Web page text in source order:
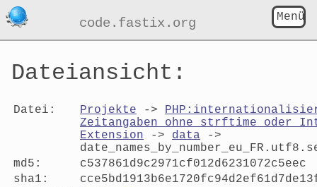
code.fastix.org Menü
Dateiansicht:
Datei: Projekte ->
Zeitangaben ohne strftime oder
Extension -> data ->
md5:
c537861d9c2971cf012d6231072c5eec
sha1: